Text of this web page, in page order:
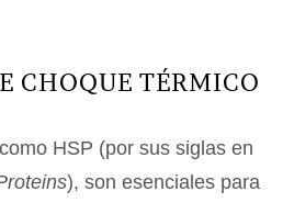
CHOQUE TÉRMICO
HSP (por sus siglas en
), son esenciales para